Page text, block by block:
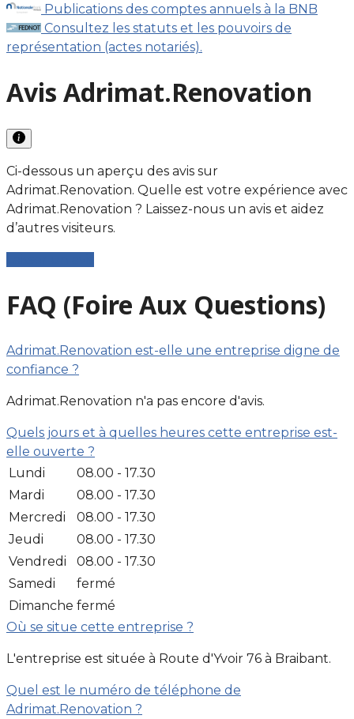
Publications des comptes annuels à la BNB
Consultez les statuts et les pouvoirs de
représentation (actes notariés).
Avis Adrimat.Renovation
Ci-dessous un aperçu des avis sur
Adrimat.Renovation. Quelle est votre expérience avec
Adrimat.Renovation ? Laissez-nous un avis et aidez
d’autres visiteurs.
FAQ (Foire Aux Questions)
Adrimat.Renovation est-elle une entreprise digne de
confiance ?
Adrimat.Renovation n'a pas encore d'avis.
Quels jours et à quelles heures cette entreprise est-
elle ouverte ?
Lundi
08.00 - 17.30
Mardi
08.00 - 17.30
Mercredi
08.00 - 17.30
Jeudi
08.00 - 17.30
Vendredi
08.00 - 17.30
Samedi
fermé
Dimanche fermé
Où se situe cette entreprise ?
L'entreprise est située à Route d'Yvoir 76 à Braibant.
Quel est le numéro de téléphone de
Adrimat.Renovation ?